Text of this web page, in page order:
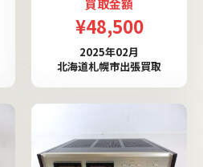
買取金額
¥48,500
2025年02月
北海道札幌市出張買取